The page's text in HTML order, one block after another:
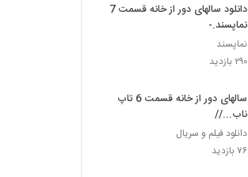
دانلود سالهای دور از خانه قسمت 7
نماپسند.-
نماپسند
۲۹۰ بازدید
سالهای دور از خانه قسمت 6 تاپ
ناب...//
دانلود فیلم و سریال
۷۶ بازدید